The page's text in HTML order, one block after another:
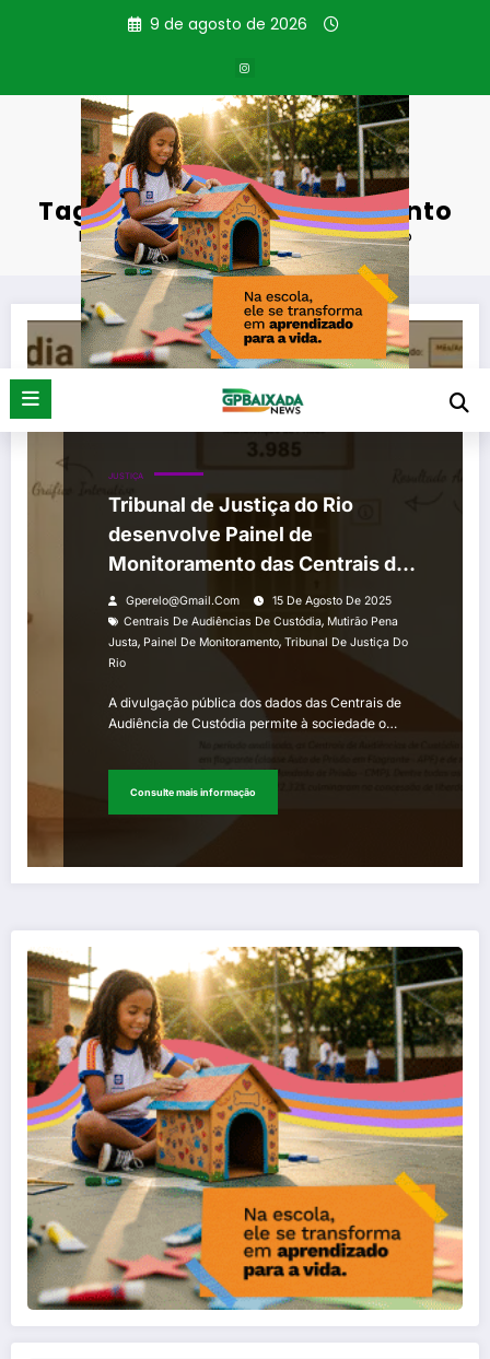
9 de agosto de 2026
Tag: Painel de Monitoramento
Página inicial Painel de Monitoramento
JUSTIÇA
Tribunal de Justiça do Rio
desenvolve Painel de
Monitoramento das Centrais de
Audiências de Custódia e
entrega resultado do Mutirão
Pena Justa
Gperelo@gmail.com
15 De Agosto De 2025
Centrais De Audiências De Custódia, Mutirão Pena
Justa, Painel De Monitoramento, Tribunal De Justiça Do
Rio
A divulgação pública dos dados das Centrais de
Audiência de Custódia permite à sociedade o…
Consulte mais informação